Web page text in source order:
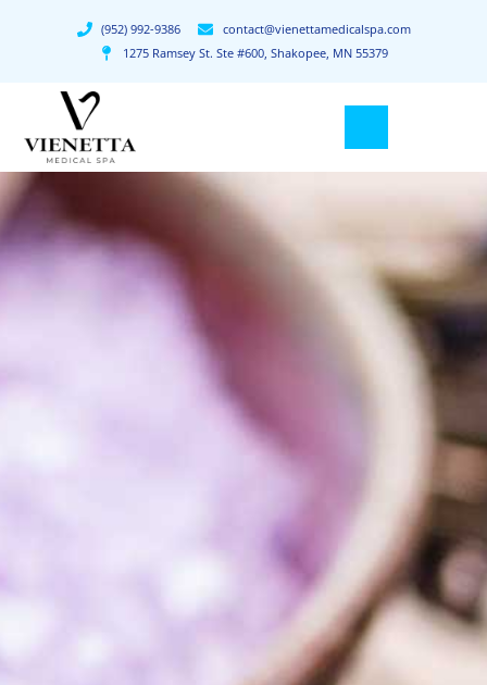
(952) 992-9386
contact@vienettamedicalspa.com
1275 Ramsey St. Ste #600, Shakopee, MN 55379